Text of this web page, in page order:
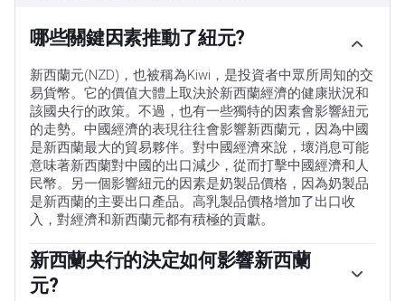
哪些關鍵因素推動了紐元?
新西蘭元(NZD)，也被稱為Kiwi，是投資者中眾所周知的交
易貨幣。它的價值大體上取決於新西蘭經濟的健康狀況和
該國央行的政策。不過，也有一些獨特的因素會影響紐元
的走勢。中國經濟的表現往往會影響新西蘭元，因為中國
是新西蘭最大的貿易夥伴。對中國經濟來說，壞消息可能
意味著新西蘭對中國的出口減少，從而打擊中國經濟和人
民幣。另一個影響紐元的因素是奶製品價格，因為奶製品
是新西蘭的主要出口產品。高乳製品價格增加了出口收
入，對經濟和新西蘭元都有積極的貢獻。
新西蘭央行的決定如何影響新西蘭
元?